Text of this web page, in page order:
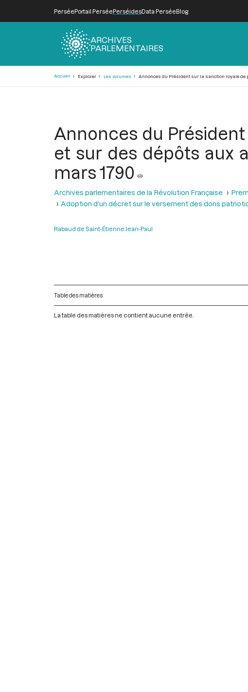
PerséePortail PerséePerséidesData PerséeBlog
ARCHIVES
PARLEMENTAIRES
Accueil Explorer Les volumes Annonces du Président sur la sanction royale de
Annonces du
et sur des dépôts aux
mars 1790
Archives parlementaires de la Révolution Française
Adoption d'un décret sur le versement des dons
Rabaud de Saint-Étienne Jean-Paul
Table des matières
La table des matières ne contient aucune entrée.